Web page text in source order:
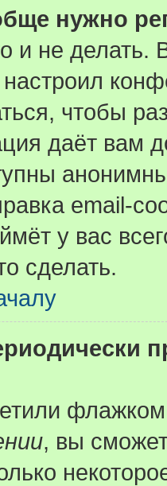
нужно
и не делать.
настроил
чтобы
даёт вам
email-
у вас
сделать.
, вы